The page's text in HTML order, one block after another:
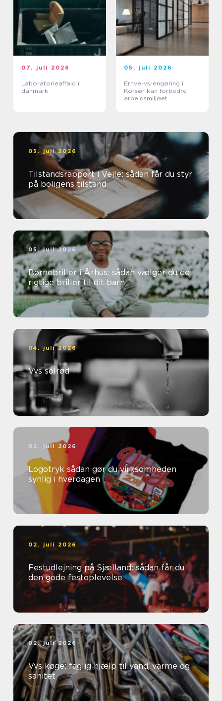
07. juli 2026
Laboratorieaffald i
danmark
05. juli 2026
Erhvervsrengøring i
Korsør kan forbedre
arbejdsmiljøet
05. juli 2026
Tilstandsrapport i Vejle: sådan får du styr
på boligens tilstand
05. juli 2026
Børnebriller i Århus: sådan vælger du de
rigtige briller til dit barn
04. juli 2026
Vvs solrød
02. juli 2026
Logotryk sådan gør du virksomheden
synlig i hverdagen
02. juli 2026
Festudlejning på Sjælland: sådan får du
den gode festoplevelse
02. juli 2026
Vvs køge: faglig hjælp til vand, varme og
sanitet